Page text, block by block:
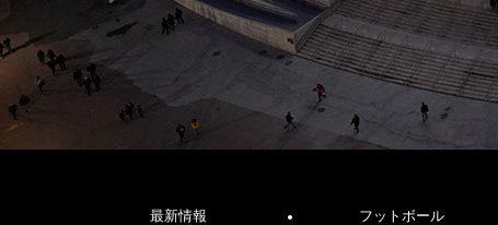
最新情報 フットボール